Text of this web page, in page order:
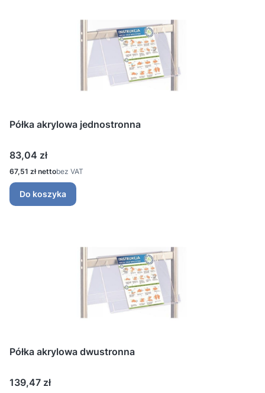
Półka akrylowa jednostronna
Cena
83,04 zł
Cena
67,51 zł bez VAT
Do koszyka
Półka akrylowa dwustronna
Cena
139,47 zł